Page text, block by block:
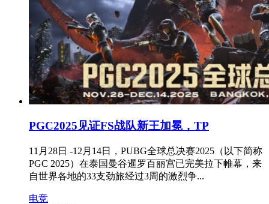
PGC2025见证FS战队新王加冕，TP
11月28日 -12月14日，PUBG全球总决赛2025（以下简称
PGC 2025）在泰国曼谷暹罗百丽宫已完美拉下帷幕，来
自世界各地的33支劲旅经过3周的激烈争...
电竞